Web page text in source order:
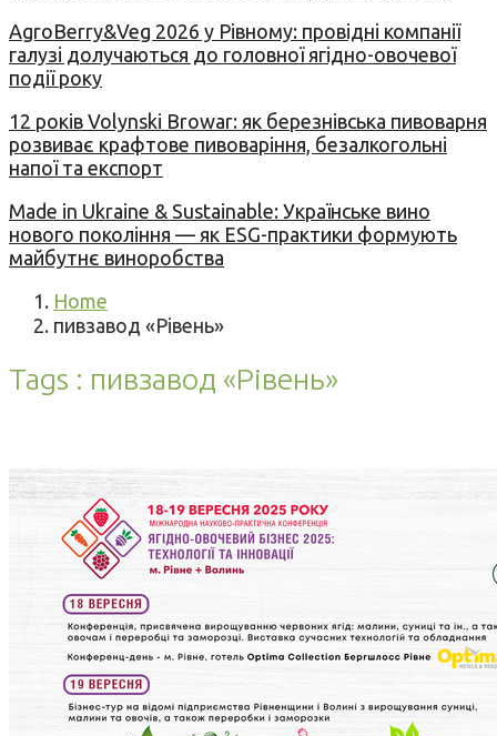
AgroBerry&Veg 2026 у Рівному: провідні компанії
галузі долучаються до головної ягідно-овочевої
події року
12 років Volynski Browar: як березнівська пивоварня
розвиває крафтове пивоваріння, безалкогольні
напої та експорт
Made in Ukraine & Sustainable: Українське вино
нового покоління — як ESG-практики формують
майбутнє виноробства
Home
пивзавод «Рівень»
Tags : пивзавод «Рівень»